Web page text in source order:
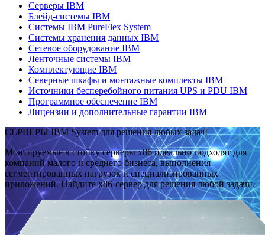
Серверы IBM
Блейд-системы IBM
Системы IBM PureFlex System
Системы хранения данных IBM
Сетевое оборудование IBM
Ленточные системы IBM
Комплектующие IBM
Северные шкафы и монтажные комплекты IBM
Источники бесперебойного питания UPS и PDU IBM
Программное обеспечение IBM
Лицензии и дополнительные гарантии IBM
СЕРВЕРЫ IBM System для решения любых задач!
Монтируемые в стойку серверы x86 идеально подходят для
компаний малого и среднего бизнеса, выполнения
сегментированных нагрузок и специализированных
приложений. Найдите x86-сервер для решения любой задачи.